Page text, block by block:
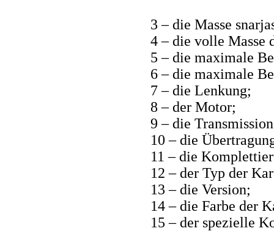
3 – die Masse
4 – die volle Masse
5 – die maximale
6 – die maximale
7 – die Lenkung;
8 – der Motor;
9 – die
10 – die
11 – die
12 – der Typ der
13 – die Version;
14 – die Farbe der
15 – der spezielle